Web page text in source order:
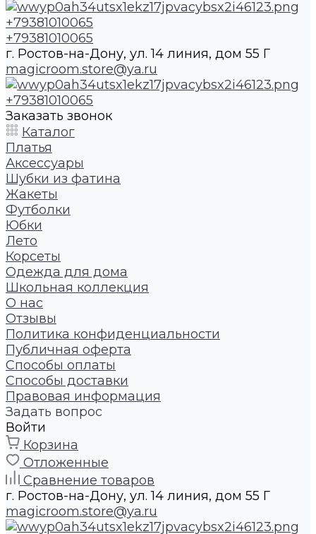
+79381010065
+79381010065
г. Ростов-на-Дону, ул. 14 линия, дом 55 Г
magicroom.store@ya.ru
+79381010065
Заказать звонок
Каталог
Платья
Аксессуары
Шубки из фатина
Жакеты
Футболки
Юбки
Лето
Корсеты
Одежда для дома
Школьная коллекция
О нас
Отзывы
Политика конфиденциальности
Публичная оферта
Способы оплаты
Способы доставки
Правовая информация
Задать вопрос
Войти
Корзина
Отложенные
Сравнение товаров
г. Ростов-на-Дону, ул. 14 линия, дом 55 Г
magicroom.store@ya.ru